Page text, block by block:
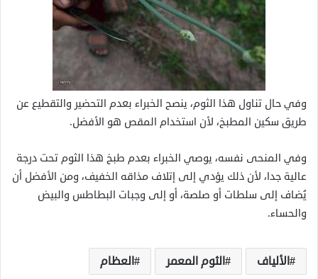
وفي حال تناول هذا الثوم، ينصح الخبراء بعدم التحضير والتقطيع عن
طريق سكين المطبخ، لأن استخدام المقص هو الأفضل.
وفي المنحى نفسه، يوصي الخبراء بعدم طبخ هذا الثوم تحت درجة
عالية جدا، لأن ذلك يؤدي إلى إتلاف مذاقه الخفيف، ومن الأفضل أن
يُضاف إلى سلطات أو صلصة، أو إلى وجبات البطاطس والبيض
والحساء.
الألياف الثوم المعمر العظام